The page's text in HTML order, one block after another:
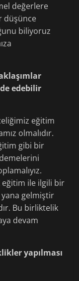
değerlere
düşünce
biliyoruz
edebilir
eğitim
olmalıdır.
gibi bir
eğitim ile ilgili bir
gelmiştir
Bu birliktelik
devam
yapılması